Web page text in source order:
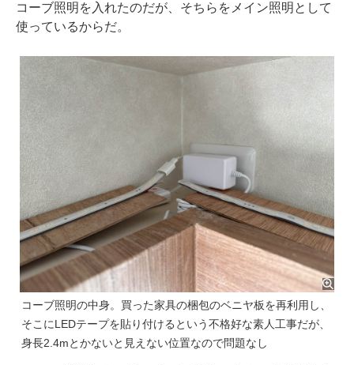
コーブ照明を入れたのだが、そちらをメイン照明として
使っているからだ。
コーブ照明の中身。買った家具の梱包のベニヤ板を再利用し、
そこにLEDテープを貼り付けるという不格好な素人工事だが、
身長2.4mとかないと見えない位置なので問題なし